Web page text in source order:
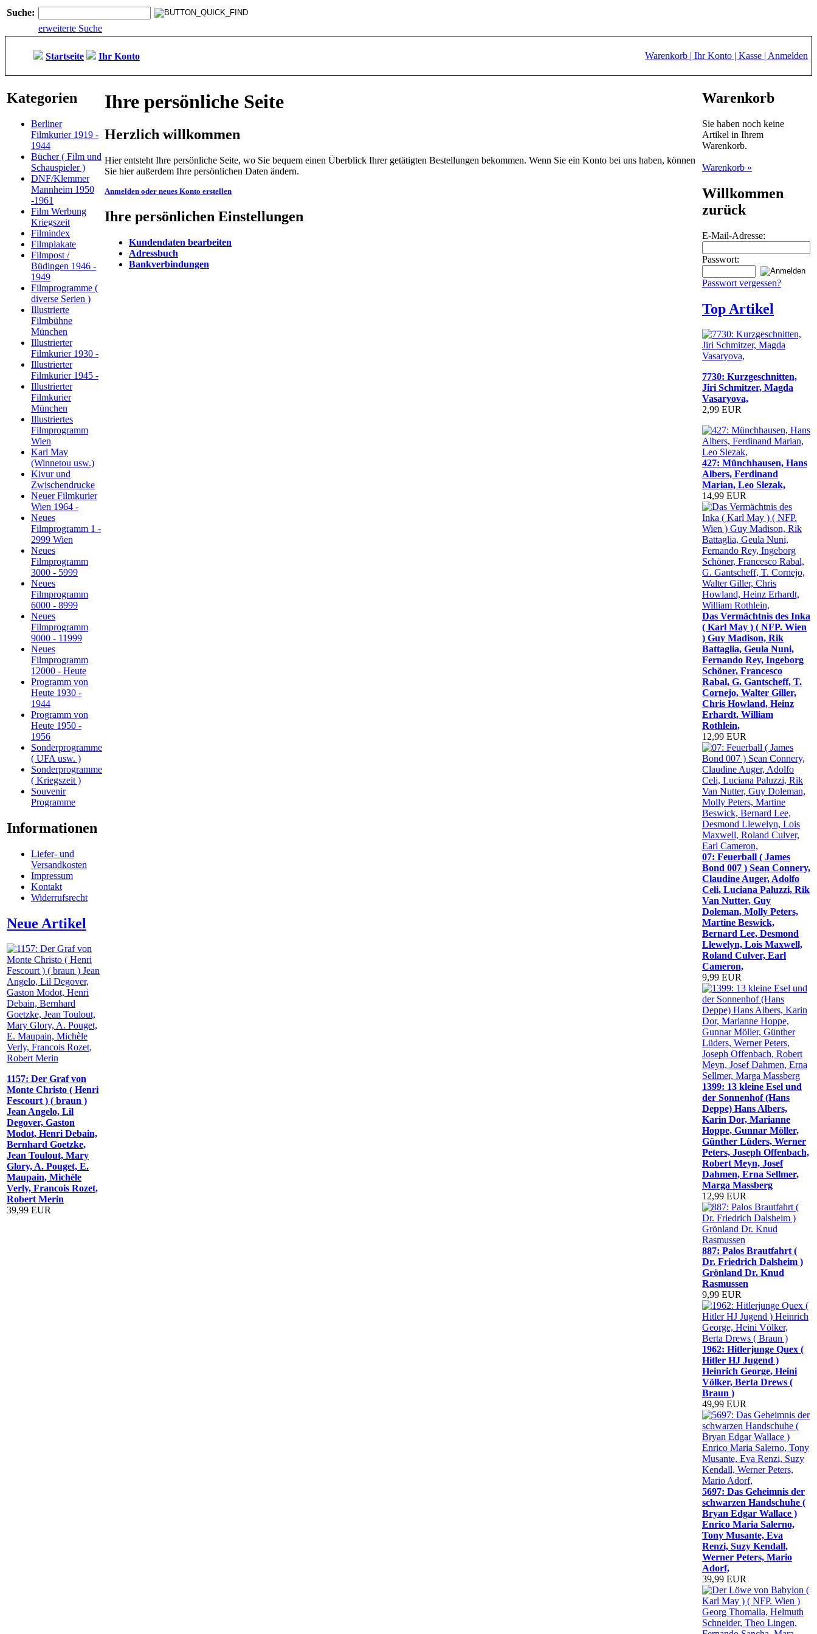
Suche:
erweiterte Suche
Startseite Ihr Konto Warenkorb | Ihr Konto | Kasse | Anmelden
Kategorien
Berliner
Filmkurier 1919 -
1944
Bücher ( Film und
Schauspieler )
DNF/Klemmer
Mannheim 1950
-1961
Film Werbung
Kriegszeit
Filmindex
Filmplakate
Filmpost /
Büdingen 1946 -
1949
Filmprogramme (
diverse Serien )
Illustrierte
Filmbühne
München
Illustrierter
Filmkurier 1930 -
Illustrierter
Filmkurier 1945 -
Illustrierter
Filmkurier
München
Illustriertes
Filmprogramm
Wien
Karl May
(Winnetou usw.)
Kivur und
Zwischendrucke
Neuer Filmkurier
Wien 1964 -
Neues
Filmprogramm 1 -
2999 Wien
Neues
Filmprogramm
3000 - 5999
Neues
Filmprogramm
6000 - 8999
Neues
Filmprogramm
9000 - 11999
Neues
Filmprogramm
12000 - Heute
Programm von
Heute 1930 -
1944
Programm von
Heute 1950 -
1956
Sonderprogramme
( UFA usw. )
Sonderprogramme
( Kriegszeit )
Souvenir
Programme
Informationen
Liefer- und
Versandkosten
Impressum
Kontakt
Widerrufsrecht
Neue Artikel
1157: Der Graf von
Monte Christo ( Henri
Fescourt ) ( braun )
Jean Angelo, Lil
Degover, Gaston
Modot, Henri Debain,
Bernhard Goetzke,
Jean Toulout, Mary
Glory, A. Pouget, E.
Maupain, Michèle
Verly, Francois Rozet,
Robert Merin
39,99 EUR
Ihre persönliche Seite
Herzlich willkommen
Hier entsteht Ihre persönliche Seite, wo Sie bequem einen Überblick Ihrer getätigten Bestellungen bekommen. Wenn Sie ein Konto bei uns haben, können
Sie hier außerdem Ihre persönlichen Daten ändern.
Anmelden oder neues Konto erstellen
Ihre persönlichen Einstellungen
Kundendaten bearbeiten
Adressbuch
Bankverbindungen
Warenkorb
Sie haben noch keine
Artikel in Ihrem
Warenkorb.
Warenkorb »
Willkommen
zurück
E-Mail-Adresse:
Passwort:
Passwort vergessen?
Top Artikel
7730: Kurzgeschnitten,
Jiri Schmitzer, Magda
Vasaryova,
2,99 EUR
427: Münchhausen, Hans
Albers, Ferdinand
Marian, Leo Slezak,
14,99 EUR
Das Vermächtnis des Inka
( Karl May ) ( NFP. Wien
) Guy Madison, Rik
Battaglia, Geula Nuni,
Fernando Rey, Ingeborg
Schöner, Francesco
Rabal, G. Gantscheff, T.
Cornejo, Walter Giller,
Chris Howland, Heinz
Erhardt, William
Rothlein,
12,99 EUR
07: Feuerball ( James
Bond 007 ) Sean Connery,
Claudine Auger, Adolfo
Celi, Luciana Paluzzi, Rik
Van Nutter, Guy
Doleman, Molly Peters,
Martine Beswick,
Bernard Lee, Desmond
Llewelyn, Lois Maxwell,
Roland Culver, Earl
Cameron,
9,99 EUR
1399: 13 kleine Esel und
der Sonnenhof (Hans
Deppe) Hans Albers,
Karin Dor, Marianne
Hoppe, Gunnar Möller,
Günther Lüders, Werner
Peters, Joseph Offenbach,
Robert Meyn, Josef
Dahmen, Erna Sellmer,
Marga Massberg
12,99 EUR
887: Palos Brautfahrt (
Dr. Friedrich Dalsheim )
Grönland Dr. Knud
Rasmussen
9,99 EUR
1962: Hitlerjunge Quex (
Hitler HJ Jugend )
Heinrich George, Heini
Völker, Berta Drews (
Braun )
49,99 EUR
5697: Das Geheimnis der
schwarzen Handschuhe (
Bryan Edgar Wallace )
Enrico Maria Salerno,
Tony Musante, Eva
Renzi, Suzy Kendall,
Werner Peters, Mario
Adorf,
39,99 EUR